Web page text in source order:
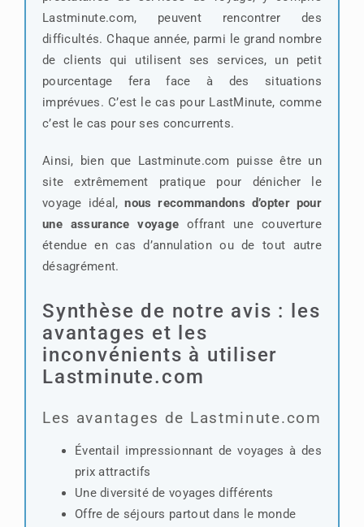
Lastminute.com, peuvent rencontrer des
difficultés. Chaque année, parmi le grand nombre
de clients qui utilisent ses services, un petit
pourcentage fera face à des situations
imprévues. C’est le cas pour LastMinute, comme
c’est le cas pour ses concurrents.
Ainsi, bien que Lastminute.com puisse être un
site extrêmement pratique pour dénicher le
voyage idéal,nous recommandons d’opter pour
une assurance voyage offrant une couverture
étendue en cas d’annulation ou de tout autre
désagrément.
Synthèse de notre avis : les
avantages et les
inconvénients à utiliser
Lastminute.com
Les avantages de Lastminute.com
Éventail impressionnant de voyages à des
prix attractifs
Une diversité de voyages différents
Offre de séjours partout dans le monde